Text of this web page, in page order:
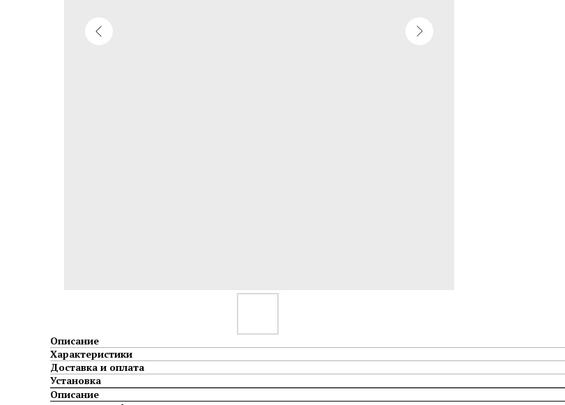
Описание
Характеристики
Доставка и оплата
Установка
Описание